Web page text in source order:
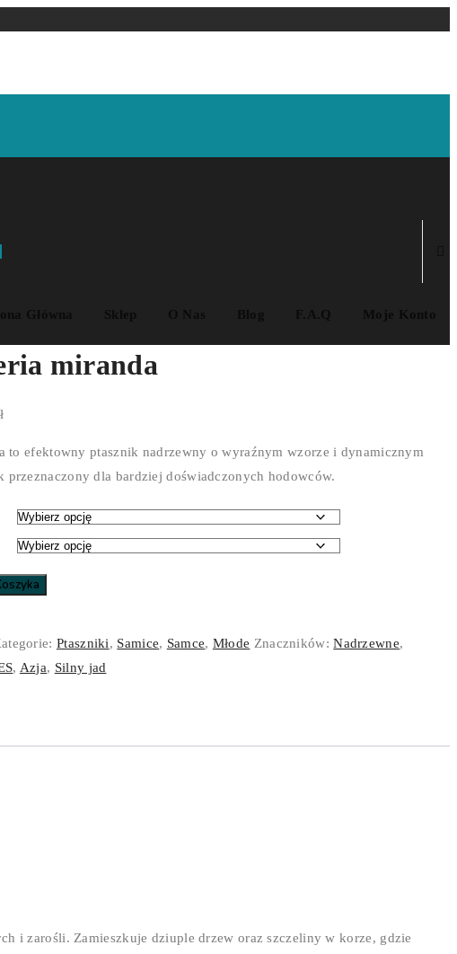
miranda
Zakres
150,00 zł
do
200,00 zł
to efektowny ptasznik nadrzewny o wyraźnym wzorze i dynamicznym
przeznaczony dla bardziej doświadczonych hodowców.
Ptaszniki, Samice, Samce, Młode Znaczników:Nadrzewne,
, Azja, Silny jad
i zarośli. Zamieszkuje dziuple drzew oraz szczeliny w korze, gdzie